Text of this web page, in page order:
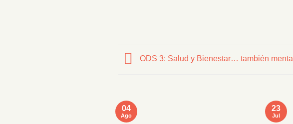
ODS 3: Salud y Bienestar… también mental
04
Ago
23
Jul